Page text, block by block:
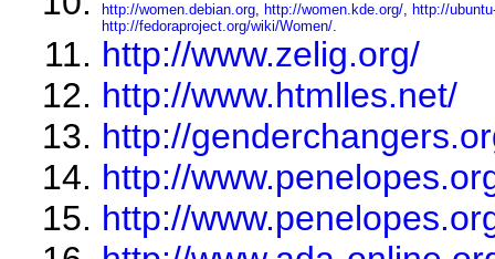
http://women.debian.org, http://women.kde.org/, http://
http://fedoraproject.org/wiki/Women/.
http://www.zelig.org/
http://www.htmlles.net/
http://
http://
http://